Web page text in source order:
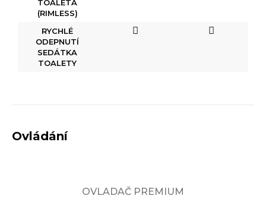
TOALETA
(RIMLESS)
RYCHLÉ
ODEPNUTÍ
SEDÁTKA
TOALETY
Ovládání
OVLADAČ PREMIUM